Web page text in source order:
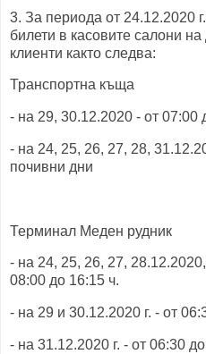
3. За периода от 24.12.2020
билети в касовите салони
клиенти както следва:
Транспортна къща
- на 29, 30.12.2020 - от 07:00
- на 24, 25, 26, 27, 28,
почивни дни
Терминал Меден рудник
- на 24, 25, 26, 27,
08:00 до 16:15 ч.
- на 29 и 30.12.2020 г. - от
- на 31.12.2020 г. - от 06:30